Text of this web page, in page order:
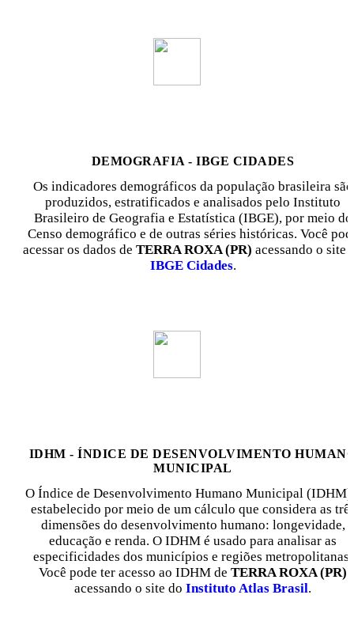
DEMOGRAFIA - IBGE CIDADES
Os indicadores demográficos da população brasileira são
produzidos, estratificados e analisados pelo Instituto
Brasileiro de Geografia e Estatística (IBGE), por meio do
Censo demográfico e de outras séries históricas. Você
acessar os dados de TERRA ROXA (PR) acessando o site
IBGE Cidades.
IDHM - ÍNDICE DE DESENVOLVIMENTO
MUNICIPAL
O Índice de Desenvolvimento Humano Municipal (IDHM)
estabelecido por meio de um cálculo que considera as
dimensões do desenvolvimento humano: longevidade,
educação e renda. O IDHM é usado para analisar as
especificidades dos municípios e regiões metropolitanas.
Você pode ter acesso ao IDHM de TERRA ROXA (PR)
acessando o site do Instituto Atlas Brasil.